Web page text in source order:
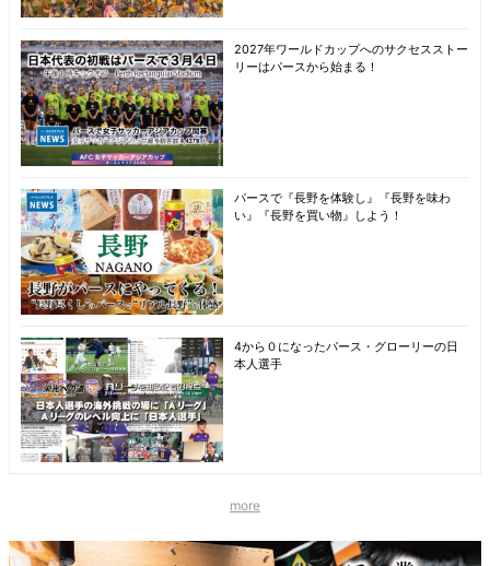
2027年ワールドカップへのサクセスストー
リーはパースから始まる！
パースで『長野を体験し』『長野を味わ
い』『長野を買い物』しよう！
4から０になったパース・グローリーの日
本人選手
more